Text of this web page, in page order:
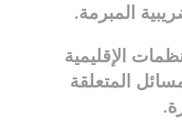
المبرمة.
الإقليمية
المتعلقة